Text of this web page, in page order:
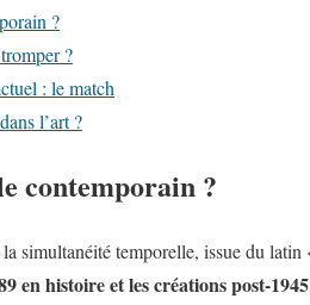
?
?
: le match
l’art ?
contemporain ?
simultanéité temporelle, issue du
en histoire et les créations post-